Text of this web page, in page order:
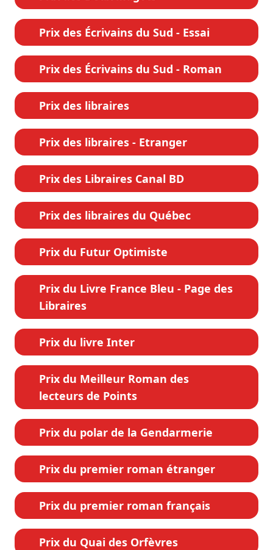
Prix des Écrivains du Sud - Essai
Prix des Écrivains du Sud - Roman
Prix des libraires
Prix des libraires - Etranger
Prix des Libraires Canal BD
Prix des libraires du Québec
Prix du Futur Optimiste
Prix du Livre France Bleu - Page des
Libraires
Prix du livre Inter
Prix du Meilleur Roman des
lecteurs de Points
Prix du polar de la Gendarmerie
Prix du premier roman étranger
Prix du premier roman français
Prix du Quai des Orfèvres